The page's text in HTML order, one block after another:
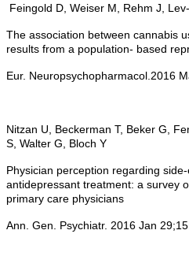
Feingold D, Weiser M, Rehm J,
The association between cannabis
results from a population- based
Eur. Neuropsychopharmacol.2016
Nitzan U, Beckerman T, Beker G,
S, Walter G, Bloch Y
Physician perception regarding
antidepressant treatment: a survey
primary care physicians
Ann. Gen. Psychiatr. 2016 Jan